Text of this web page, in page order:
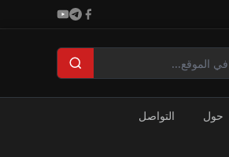
حول التواصل